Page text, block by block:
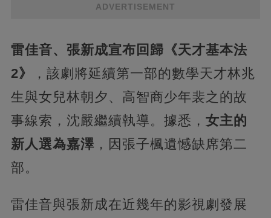
ADVERTISEMENT
雷佳音、張新成宣布回歸《天才基本法
2》
，該劇將延續第一部的數學天才林兆
生與女兒林朝夕、高智商少年裴之的故
事線索，沈嚴繼續執導。據悉， 女主的
新人選為嘉澤 ，因張子楓遺憾缺席第二
部。
雷佳音與張新成在近幾年的影視劇發展